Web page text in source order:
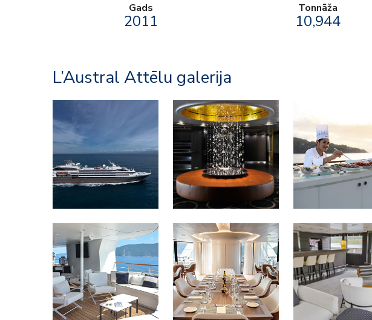
Gads
2011
Tonnāža
10,944
L’Austral Attēlu galerija